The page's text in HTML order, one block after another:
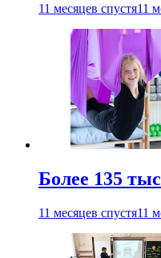
11 месяцев спустя11
Более 135
11 месяцев спустя11